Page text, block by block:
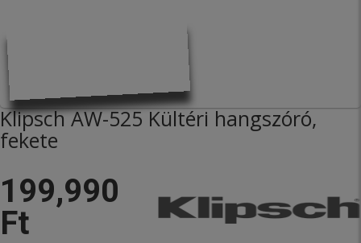
Klipsch AW-525 Kültéri hangszóró,
fekete
199,990
Ft